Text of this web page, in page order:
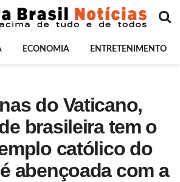
ECONOMIA ENTRETENIMENTO
do Vaticano,
brasileira tem o
católico do
abençoada com a